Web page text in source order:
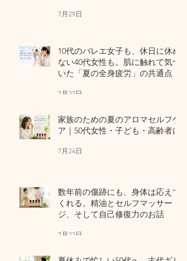
7月29日
10代のバレエ女子も、休日に休め
ない40代女性も。肌に触れて気づ
いた「夏の全身疲労」の共通点
7月27日
家族のための夏のアロマセルフケ
ア｜50代女性・子ども・高齢者に
7月24日
数年前の傷跡にも、身体は応えて
くれる。精油とセルフマッサー
ジ、そして自己修復力のお話
7月22日